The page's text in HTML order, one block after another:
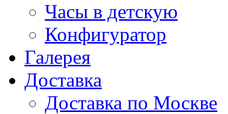
Часы в детскую
Конфигуратор
Галерея
Доставка
Доставка по Москве